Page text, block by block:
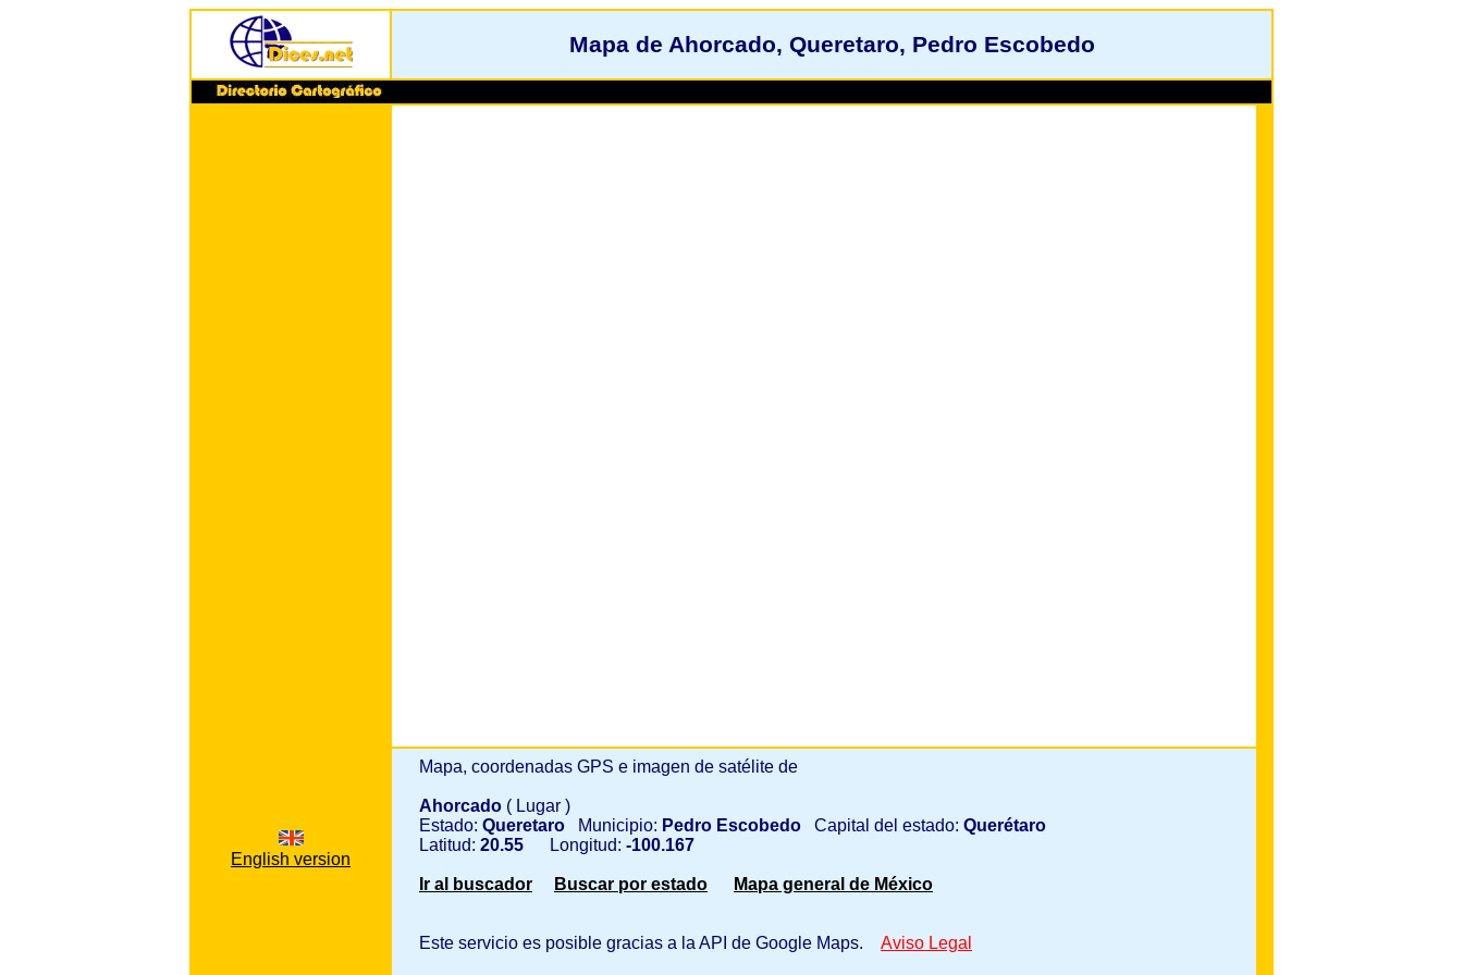
Mapa de Ahorcado, Queretaro, Pedro Escobedo
English version
Mapa, coordenadas GPS e imagen de satélite de
Ahorcado ( Lugar )
Estado: Queretaro Municipio: Pedro Escobedo Capital del estado: Querétaro
Latitud: 20.55 Longitud: -100.167
Ir al buscador Buscar por estado Mapa general de México
Este servicio es posible gracias a la API de Google Maps. Aviso Legal